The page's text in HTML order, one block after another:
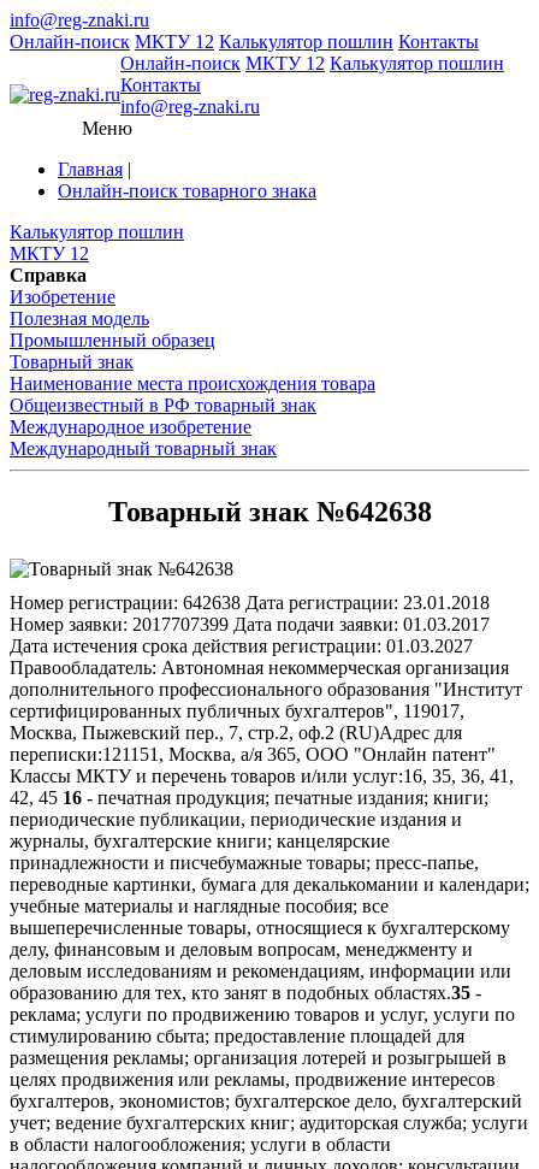
info@reg-znaki.ru
Онлайн-поиск МКТУ 12 Калькулятор пошлин Контакты
Онлайн-поиск МКТУ 12 Калькулятор пошлин
Контакты
info@reg-znaki.ru
Меню
Главная |
Онлайн-поиск товарного знака
Калькулятор пошлин
МКТУ 12
Справка
Изобретение
Полезная модель
Промышленный образец
Товарный знак
Наименование места происхождения товара
Общеизвестный в РФ товарный знак
Международное изобретение
Международный товарный знак
Товарный знак №642638
Номер регистрации: 642638 Дата регистрации: 23.01.2018
Номер заявки: 2017707399 Дата подачи заявки: 01.03.2017
Дата истечения срока действия регистрации: 01.03.2027
Правообладатель: Автономная некоммерческая организация
дополнительного профессионального образования "Институт
сертифицированных публичных бухгалтеров", 119017,
Москва, Пыжевский пер., 7, стр.2, оф.2 (RU)Адрес для
переписки:121151, Москва, а/я 365, ООО "Онлайн патент"
Классы МКТУ и перечень товаров и/или услуг:16, 35, 36, 41,
42, 45 16 - печатная продукция; печатные издания; книги;
периодические публикации, периодические издания и
журналы, бухгалтерские книги; канцелярские
принадлежности и писчебумажные товары; пресс-папье,
переводные картинки, бумага для декалькомании и календари;
учебные материалы и наглядные пособия; все
вышеперечисленные товары, относящиеся к бухгалтерскому
делу, финансовым и деловым вопросам, менеджменту и
деловым исследованиям и рекомендациям, информации или
образованию для тех, кто занят в подобных областях.35 -
реклама; услуги по продвижению товаров и услуг, услуги по
стимулированию сбыта; предоставление площадей для
размещения рекламы; организация лотерей и розыгрышей в
целях продвижения или рекламы, продвижение интересов
бухгалтеров, экономистов; бухгалтерское дело, бухгалтерский
учет; ведение бухгалтерских книг; аудиторская служба; услуги
в области налогообложения; услуги в области